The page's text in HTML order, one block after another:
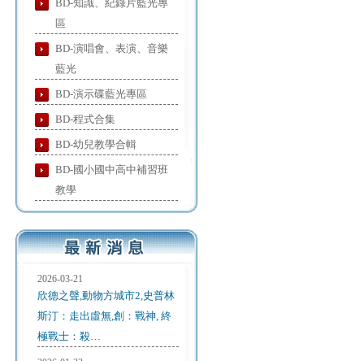
BD-知識、紀錄片藍光專
區
BD-演唱會、表演、音樂
藍光
BD-演示碟藍光專區
BD-程式合集
BD-幼兒教學合輯
BD-國小國中高中補習班
教學
2026-03-21
欣德之聲,動物方城市2,史普林
斯汀：走出虛無,創：戰神, 終
極戰士：殺…